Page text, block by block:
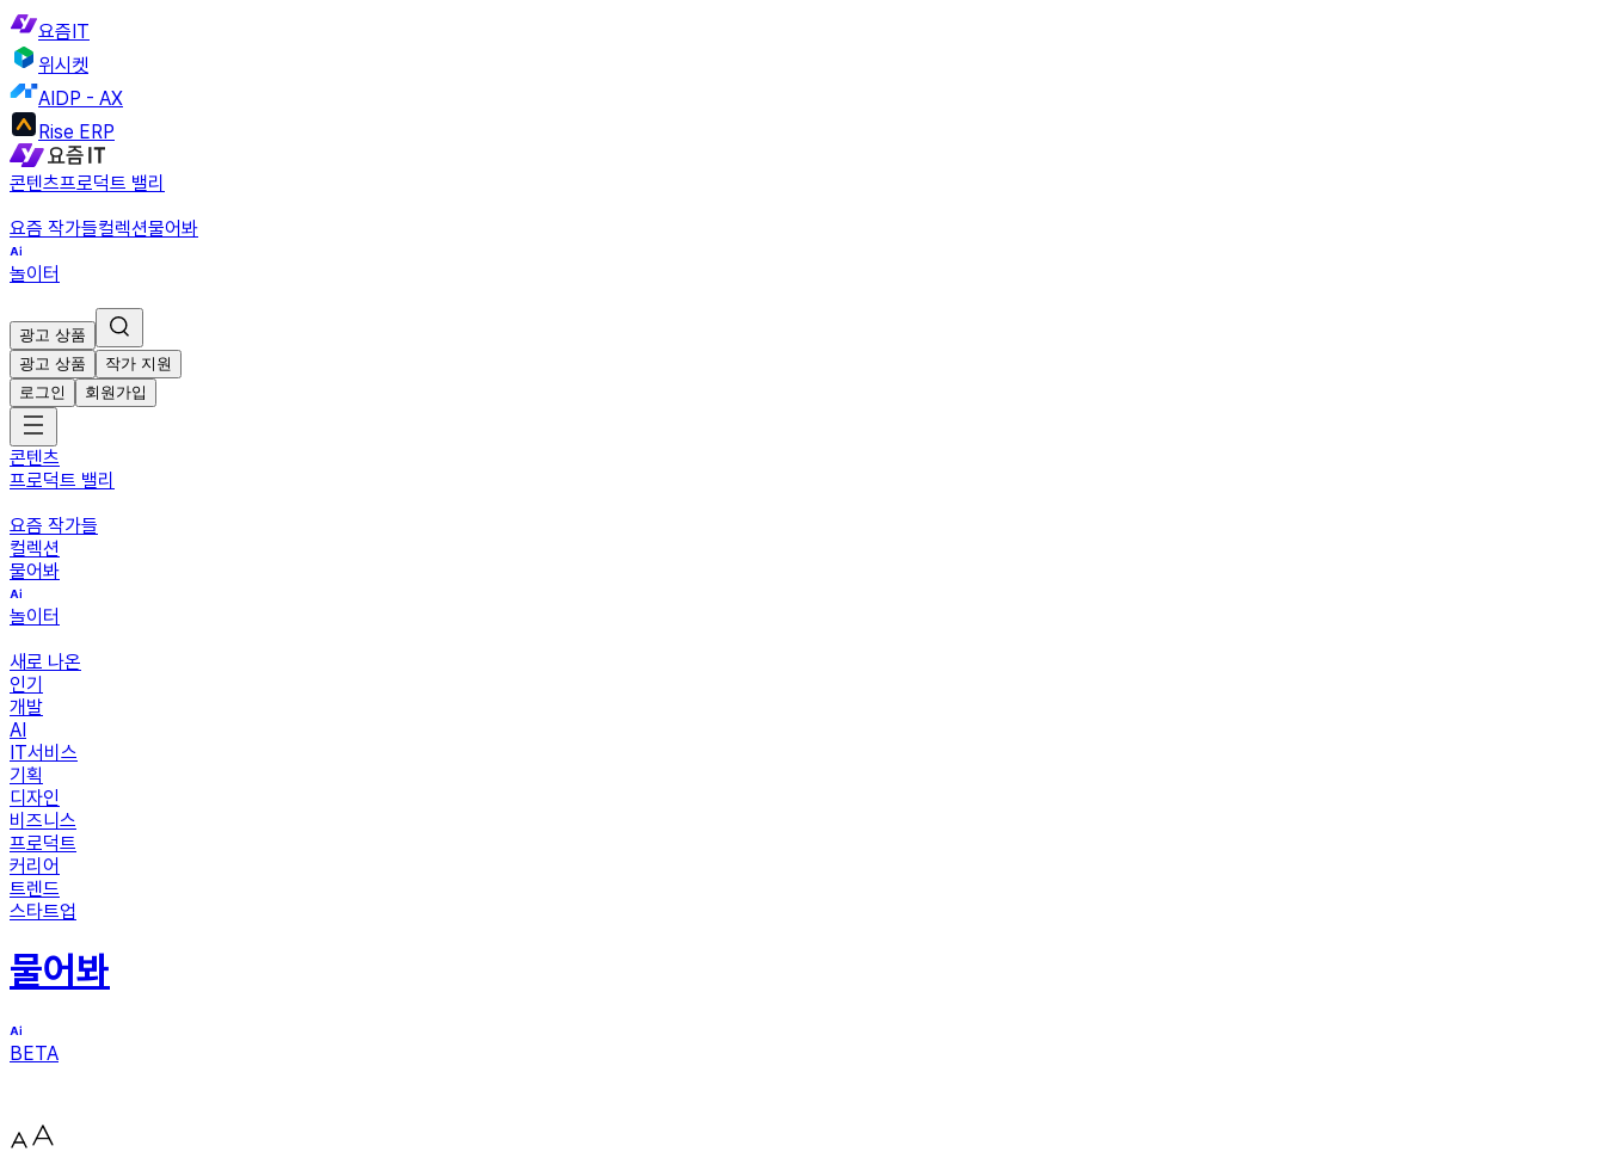
요즘IT
위시켓
AIDP - AX
Rise ERP
콘텐츠프로덕트 밸리
요즘 작가들컬렉션물어봐
놀이터
광고 상품
광고 상품
작가 지원
로그인
회원가입
콘텐츠
프로덕트 밸리
요즘 작가들
컬렉션
물어봐
놀이터
새로 나온
인기
개발
AI
IT서비스
기획
디자인
비즈니스
프로덕트
커리어
트렌드
스타트업
물어봐
BETA